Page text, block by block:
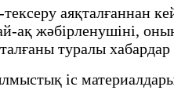
аяқталғаннан
жәбірленушіні,
туралы хабардар
іс